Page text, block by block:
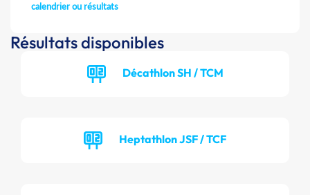
calendrier ou résultats
Résultats disponibles
Décathlon SH / TCM
Heptathlon JSF / TCF